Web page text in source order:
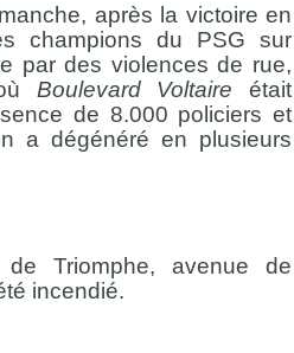
après la victoire en
champions du PSG sur
par des violences de rue,
Boulevard Voltaire était
de 8.000 policiers et
a dégénéré en plusieurs
Triomphe, avenue de
incendié.